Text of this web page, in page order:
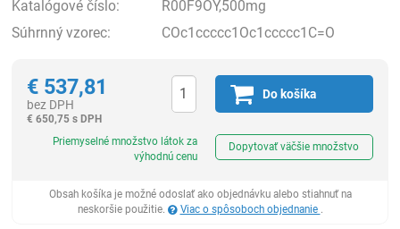
Katalógové číslo:
R00F9OY,500mg
Súhrnný vzorec:
COc1ccccc1Oc1ccccc1C=O
€ 537,81
bez DPH
€ 650,75 s DPH
Do košíka
Priemyselné množstvo látok za
výhodnú cenu
Dopytovať väčšie množstvo
Obsah košíka je možné odoslať ako objednávku alebo stiahnuť na
neskoršie použitie.
Viac o spôsoboch objednanie .